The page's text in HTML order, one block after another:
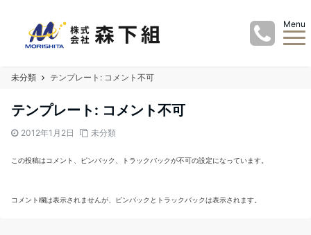
Menu
未分類 テンプレート: コメント不可
テンプレート: コメント不可
2012年1月2日 未分類
この投稿はコメント、ピンバック、トラックバックが不可の設定になっています。
コメント欄は表示されませんが、ピンバックとトラックバックは表示されます。